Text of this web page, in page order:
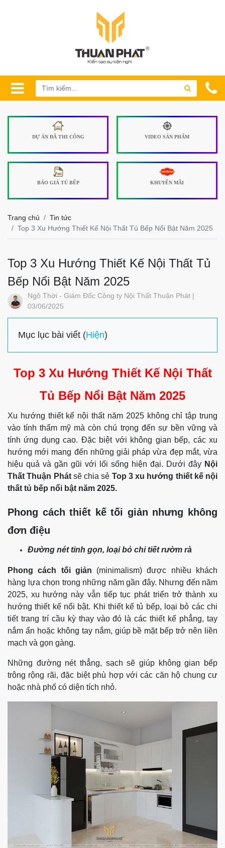
DỰ ÁN ĐÃ THI CÔNG VIDEO SẢN PHẨM
BÁO GIÁ TỦ BẾP KHUYẾN MÃI
Trang chủ
Tin tức
Top 3 Xu Hướng Thiết Kế Nội Thất Tủ Bếp Nổi Bật Năm 2025
Top 3 Xu Hướng Thiết Kế Nội Thất Tủ
Bếp Nổi Bật Năm 2025
Ngô Thời - Giám Đốc Công ty Nội Thất Thuận Phát |
03/06/2025
Mục lục bài viết (Hiện)
Top 3 Xu Hướng Thiết Kế Nội Thất
Tủ Bếp Nổi Bật Năm 2025
Xu hướng thiết kế nội thất năm 2025 không chỉ tập trung
vào tính thẩm mỹ mà còn chú trọng đến sự bền vững và
tính ứng dụng cao. Đặc biệt với không gian bếp, các xu
hướng mới mang đến những giải pháp vừa đẹp mắt, vừa
hiệu quả và gần gũi với lối sống hiện đại. Dưới đây Nội
Thất Thuận Phátsẽ chia sẻ Top 3 xu hướng thiết kế nội
thất tủ bếp nổi bật năm 2025.
Phong cách thiết kế tối giản nhưng không
đơn điệu
Đường nét tinh gọn, loại bỏ chi tiết rườm rà
Phong cách tối giản (minimalism) được nhiều khách
hàng lựa chọn trong những năm gần đây. Nhưng đến năm
2025, xu hướng này vẫn tiếp tục phát triển trở thành xu
hướng thiết kế nổi bật. Khi thiết kế tủ bếp, loại bỏ các chi
tiết trang trí cầu kỳ thay vào đó là các thiết kế phẳng, tay
nắm ẩn hoặc không tay nắm, giúp bề mặt bếp trở nên liền
mạch và gọn gàng.
Những đường nét thẳng, sạch sẽ giúp không gian bếp
trông rộng rãi, đặc biệt phù hợp với các căn hộ chung cư
hoặc nhà phố có diện tích nhỏ.